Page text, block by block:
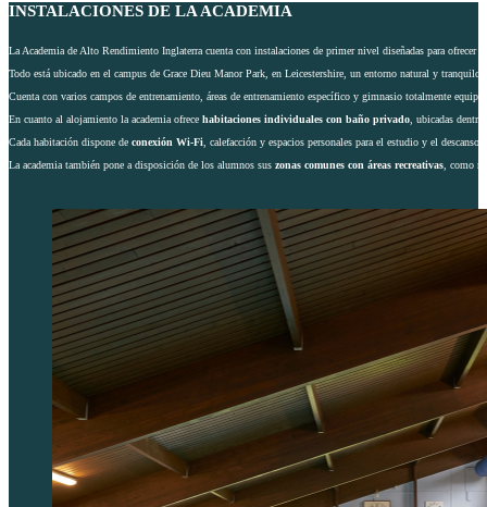
INSTALACIONES DE LA ACADEMIA
La Academia de Alto Rendimiento Inglaterra cuenta con instalaciones de primer nivel diseñadas para
Todo está ubicado en el campus de Grace Dieu Manor Park, en Leicestershire, un entorno natural y
Cuenta con varios campos de entrenamiento, áreas de entrenamiento específico y gimnasio totalmente
En cuanto al alojamiento la academia ofrece habitaciones individuales con baño privado, ubicadas
Cada habitación dispone de conexión Wi-Fi, calefacción y espacios personales para el estudio y el
La academia también pone a disposición de los alumnos sus zonas comunes con áreas recreativas, como